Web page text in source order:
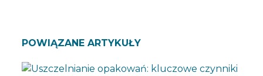
POWIĄZANE ARTYKUŁY